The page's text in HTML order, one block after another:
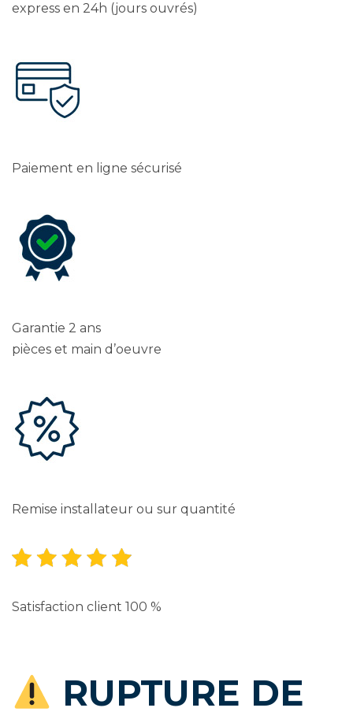
express en 24h (jours ouvrés)
Paiement en ligne sécurisé
Garantie 2 ans
pièces et main d’oeuvre
Remise installateur ou sur quantité
Satisfaction client 100 %
RUPTURE DE